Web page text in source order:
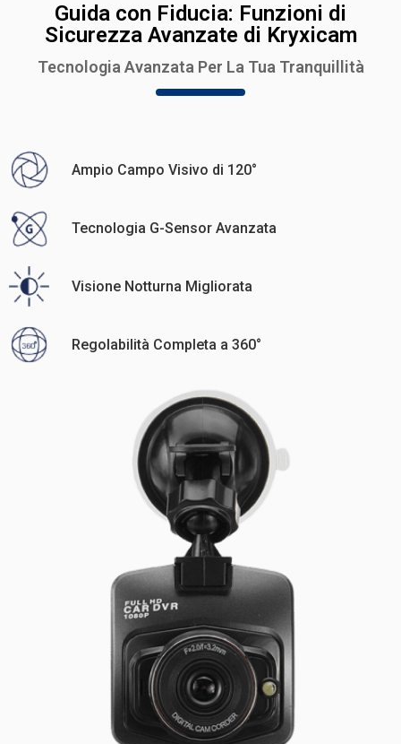
Guida con Fiducia: Funzioni di
Sicurezza Avanzate di Kryxicam
Tecnologia Avanzata Per La Tua Tranquillità
Ampio Campo Visivo di 120°
Tecnologia G-Sensor Avanzata
Visione Notturna Migliorata
Regolabilità Completa a 360°